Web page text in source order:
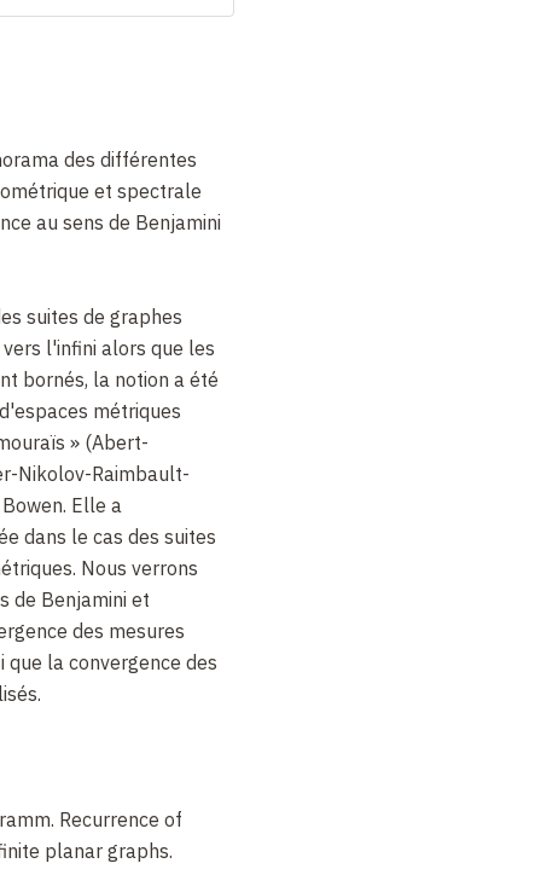
des différentes
et spectrale
au sens de Benjamini
suites de graphes
l'infini alors que les
bornés, la notion a été
métriques
» (Abert-
Nikolov-Raimbault-
Elle a
dans le cas des suites
Nous verrons
de Benjamini et
des mesures
la convergence des
Recurrence of
planar graphs.